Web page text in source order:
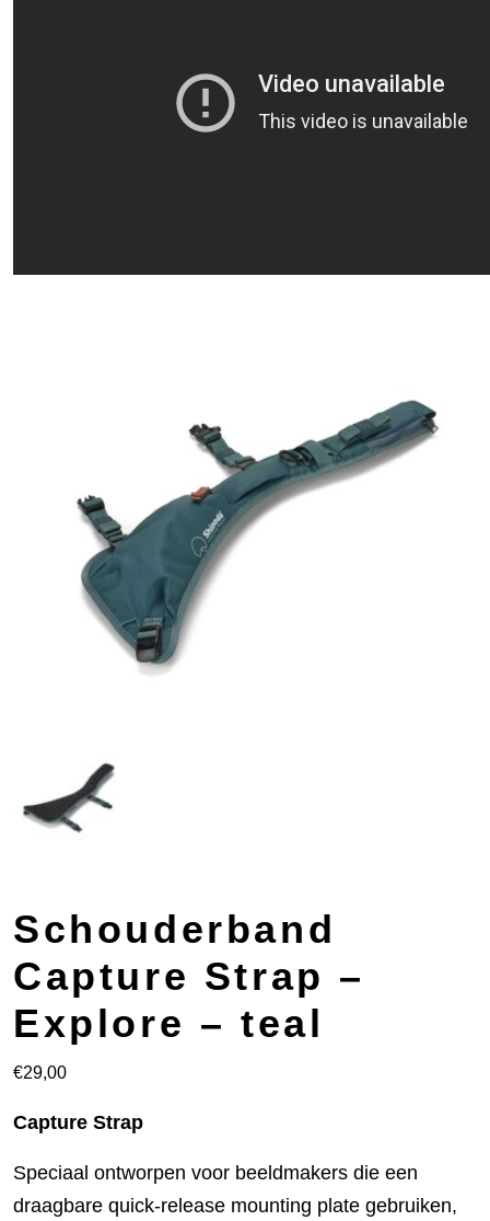
Schouderband
Capture Strap –
Explore – teal
€29,00
Capture Strap
Speciaal ontworpen voor beeldmakers die een
draagbare quick-release mounting plate gebruiken,